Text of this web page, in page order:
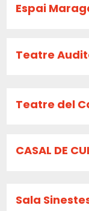
Espai
Teatre
Teatre del
CASAL DE
Sala